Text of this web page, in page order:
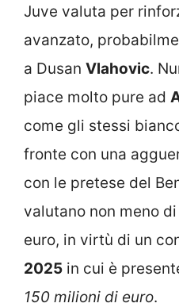
Juve valuta per
avanzato,
a Dusan Vlahovic.
piace molto pure ad
come gli stessi
fronte con una
con le pretese del
valutano non meno
euro, in virtù di un
2025 in cui è
150 milioni di euro.